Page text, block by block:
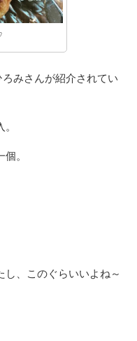
みさんが紹介されてい
。
し、このぐらいいよね～